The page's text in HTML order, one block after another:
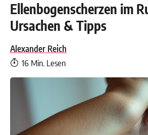
Ellenbogenscherzen im
Ursachen & Tipps
Alexander Reich
16 Min. Lesen